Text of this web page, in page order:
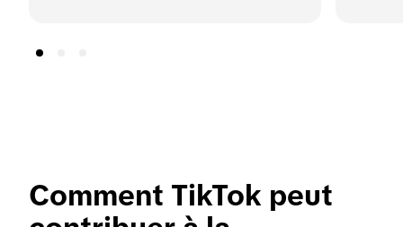
Comment TikTok peut